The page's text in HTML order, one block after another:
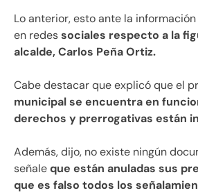
Lo anterior, esto ante la
en redessociales respecto a la
alcalde, Carlos Peña Ortiz.
Cabe destacar que explicó que el
municipal se encuentra en
derechos y prerrogativas están
Además, dijo, no existe ningún
señaleque están anuladas sus
que es falso todos los